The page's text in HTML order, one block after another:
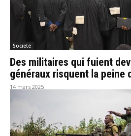
Societé
Des militaires qui fuient
généraux risquent la peine
14 mars 2025